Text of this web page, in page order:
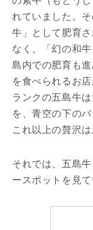
れていました。
牛」として肥育
なく、「幻の和
島内での肥育も
を食べられるお
ランクの五島牛
を、青空の下の
これ以上の贅沢は
それでは、五島
ースポットを見て